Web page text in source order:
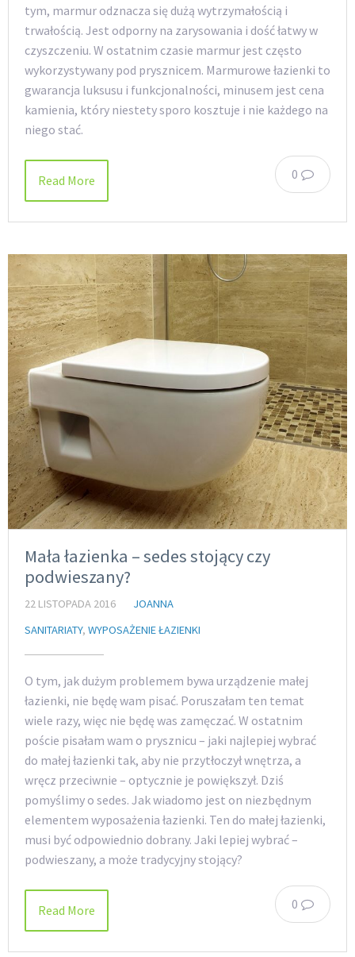
tym, marmur odznacza się dużą wytrzymałością i
trwałością. Jest odporny na zarysowania i dość łatwy w
czyszczeniu. W ostatnim czasie marmur jest często
wykorzystywany pod prysznicem. Marmurowe łazienki to
gwarancja luksusu i funkcjonalności, minusem jest cena
kamienia, który niestety sporo kosztuje i nie każdego na
niego stać.
0
Read More
Mała łazienka – sedes stojący czy
podwieszany?
22 LISTOPADA 2016
JOANNA
SANITARIATY, WYPOSAŻENIE ŁAZIENKI
O tym, jak dużym problemem bywa urządzenie małej
łazienki, nie będę wam pisać. Poruszałam ten temat
wiele razy, więc nie będę was zamęczać. W ostatnim
poście pisałam wam o prysznicu – jaki najlepiej wybrać
do małej łazienki tak, aby nie przytłoczył wnętrza, a
wręcz przeciwnie – optycznie je powiększył. Dziś
pomyślimy o sedes. Jak wiadomo jest on niezbędnym
elementem wyposażenia łazienki. Ten do małej łazienki,
musi być odpowiednio dobrany. Jaki lepiej wybrać –
podwieszany, a może tradycyjny stojący?
0
Read More